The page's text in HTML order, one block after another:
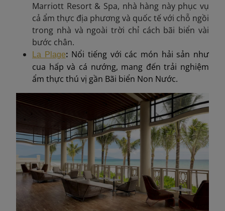
Marriott Resort & Spa, nhà hàng này phục vụ
cả ẩm thực địa phương và quốc tế với chỗ ngồi
trong nhà và ngoài trời chỉ cách bãi biển vài
bước chân.
La Plage: Nổi tiếng với các món hải sản như
cua hấp và cá nướng, mang đến trải nghiệm
ẩm thực thú vị gần Bãi biển Non Nước.